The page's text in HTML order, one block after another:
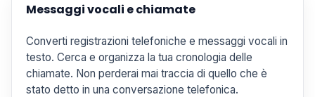
Messaggi vocali e chiamate
Converti registrazioni telefoniche e messaggi vocali in
testo. Cerca e organizza la tua cronologia delle
chiamate. Non perderai mai traccia di quello che è
stato detto in una conversazione telefonica.